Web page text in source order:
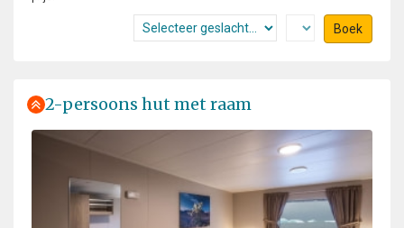
Boek
2-persoons hut met raam